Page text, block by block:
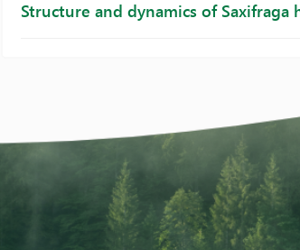
Structure and dynamics of Saxifraga